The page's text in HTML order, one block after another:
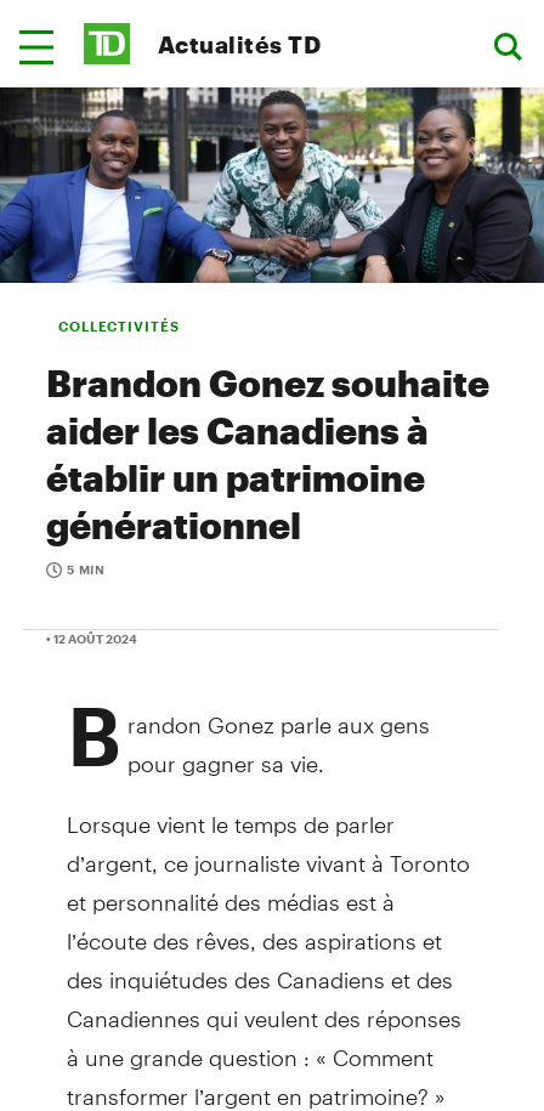
Actualités TD
COLLECTIVITÉS
Brandon Gonez souhaite
aider les Canadiens à
établir un patrimoine
générationnel
5 MIN
• 12 AOÛT 2024
B randon Gonez parle aux gens
pour gagner sa vie.
Lorsque vient le temps de parler
d’argent, ce journaliste vivant à Toronto
et personnalité des médias est à
l’écoute des rêves, des aspirations et
des inquiétudes des Canadiens et des
Canadiennes qui veulent des réponses
à une grande question : « Comment
transformer l’argent en patrimoine? »